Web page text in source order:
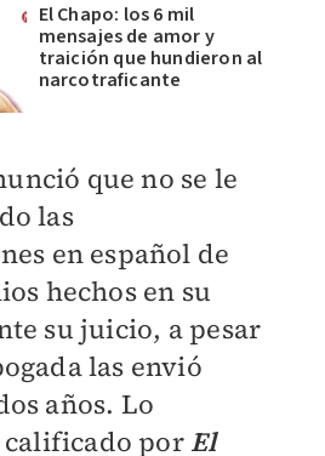
El Chapo: los 6 mil
mensajes de amor y
traición que hundieron al
narcotraficante
que no se le
las
en español de
hechos en su
su juicio, a pesar
las envió
años. Lo
por El